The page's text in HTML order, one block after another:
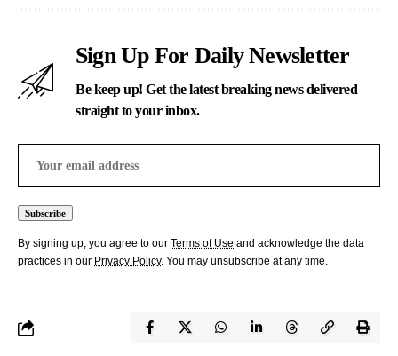
Sign Up For Daily Newsletter
Be keep up! Get the latest breaking news delivered
straight to your inbox.
By signing up, you agree to our Terms of Use and acknowledge the data
practices in our Privacy Policy. You may unsubscribe at any time.